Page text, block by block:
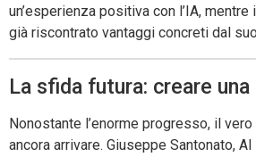
un’esperienza positiva con l’IA, mentre
già riscontrato vantaggi concreti dal
La sfida futura: creare una
Nonostante l’enorme progresso, il vero
ancora arrivare. Giuseppe Santonato,